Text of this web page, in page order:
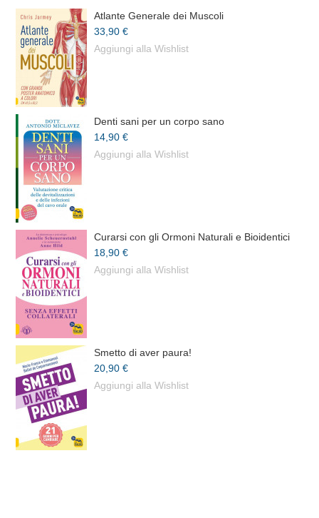
Atlante Generale dei Muscoli
33,90 €
Aggiungi alla Wishlist
Denti sani per un corpo sano
14,90 €
Aggiungi alla Wishlist
Curarsi con gli Ormoni Naturali e Bioidentici
18,90 €
Aggiungi alla Wishlist
Smetto di aver paura!
20,90 €
Aggiungi alla Wishlist